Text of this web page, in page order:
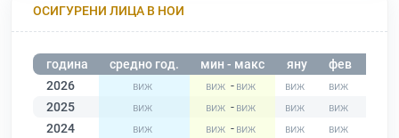
ОСИГУРЕНИ ЛИЦА В НОИ
година средно год. мин - макс яну фев
2026
-
2025
-
2024
-